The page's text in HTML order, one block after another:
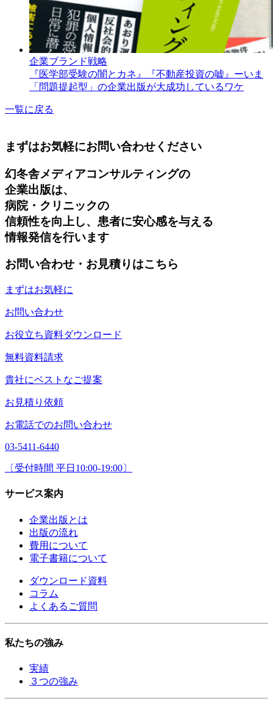
企業ブランド戦略
『医学部受験の闇とカネ』『不動産投資の嘘』ーいま
「問題提起型」の企業出版が大成功しているワケ
一覧に戻る
まずはお気軽にお問い合わせください
幻冬舎メディアコンサルティングの
企業出版は、
病院・クリニックの
信頼性を向上し、患者に安心感を与える
情報発信を行います
お問い合わせ・お見積りはこちら
まずはお気軽に
お問い合わせ
お役立ち資料ダウンロード
無料資料請求
貴社にベストなご提案
お見積り依頼
お電話でのお問い合わせ
03-5411-6440
〔受付時間 平日10:00-19:00〕
サービス案内
企業出版とは
出版の流れ
費用について
電子書籍について
ダウンロード資料
コラム
よくあるご質問
私たちの強み
実績
３つの強み